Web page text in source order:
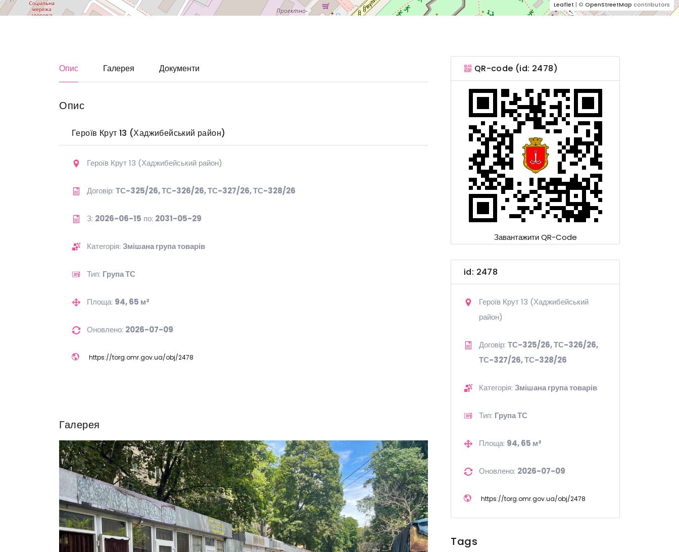
Leaflet | © OpenStreetMap contributors
Опис Галерея Документи
Опис
Героїв Крут 13 (Хаджибейський район)
Героїв Крут 13 (Хаджибейський район)
Договір: ТС-325/26, ТС-326/26, ТС-327/26, ТС-328/26
З: 2026-06-15 по: 2031-05-29
Категорія: Змішана група товарів
Тип: Група ТС
Площа: 94, 65 м²
Оновлено: 2026-07-09
https://torg.omr.gov.ua/obj/2478
Галерея
QR-code (id: 2478)
Завантажити QR-Code
id: 2478
Героїв Крут 13 (Хаджибейський
район)
Договір: ТС-325/26, ТС-326/26,
ТС-327/26, ТС-328/26
Категорія: Змішана група товарів
Тип: Група ТС
Площа: 94, 65 м²
Оновлено: 2026-07-09
https://torg.omr.gov.ua/obj/2478
Tags